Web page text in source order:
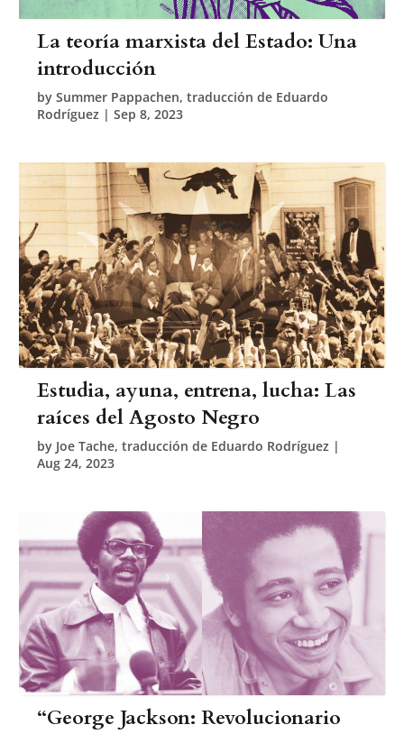
La teoría marxista del Estado: Una
introducción
bySummer Pappachen, traducción de Eduardo
Rodríguez |Sep 8, 2023
Estudia, ayuna, entrena, lucha: Las
raíces del Agosto Negro
by Joe Tache, traducción de Eduardo Rodríguez |
Aug 24, 2023
“George Jackson: Revolucionario